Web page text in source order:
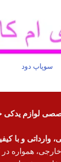
سوپاپ دود
لوازم یدکی
وارداتی و با
همواره